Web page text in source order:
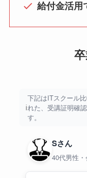
給付金活用
下記はITスクール
れた、受講証明確
す。
Sさん
40代男性・